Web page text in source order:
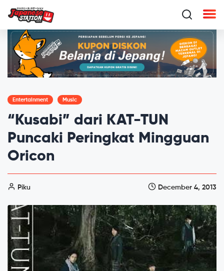
Entertainment Music
“Kusabi” dari KAT-TUN
Puncaki Peringkat Mingguan
Oricon
Piku December 4, 2013